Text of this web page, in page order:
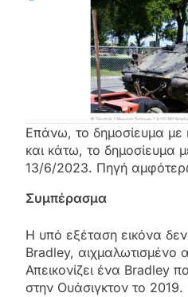
Επάνω, το δημοσίευμα με
και κάτω, το δημοσίευμα
13/6/2023. Πηγή
Συμπέρασμα
Η υπό εξέταση εικόνα
Bradley, αιχμαλωτισμένο
Απεικονίζει ένα Bradley
στην Ουάσιγκτον το 2019.